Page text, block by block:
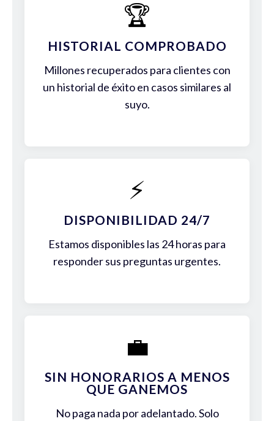
🏆
HISTORIAL COMPROBADO
Millones recuperados para clientes con
un historial de éxito en casos similares al
suyo.
⚡
DISPONIBILIDAD 24/7
Estamos disponibles las 24 horas para
responder sus preguntas urgentes.
💼
SIN HONORARIOS A MENOS
QUE GANEMOS
No paga nada por adelantado. Solo